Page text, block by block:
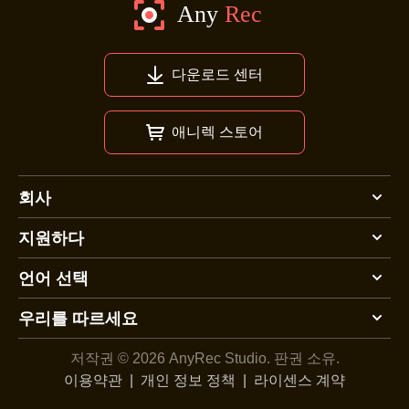
다운로드 센터
애니렉 스토어
회사
지원하다
언어 선택
우리를 따르세요
저작권 © 2026 AnyRec Studio. 판권 소유.
이용약관
개인 정보 정책 라이센스 계약